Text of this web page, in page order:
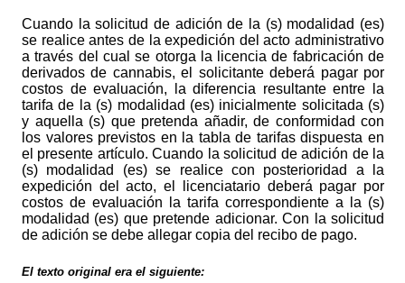
Cuando la solicitud de adición de la (s) modalidad (es)
se realice antes de la expedición del acto administrativo
a través del cual se otorga la licencia de fabricación de
derivados de cannabis, el solicitante deberá pagar por
costos de evaluación, la diferencia resultante entre la
tarifa de la (s) modalidad (es) inicialmente solicitada (s)
y aquella (s) que pretenda añadir, de conformidad con
los valores previstos en la tabla de tarifas dispuesta en
el presente artículo. Cuando la solicitud de adición de la
(s) modalidad (es) se realice con posterioridad a la
expedición del acto, el licenciatario deberá pagar por
costos de evaluación la tarifa correspondiente a la (s)
modalidad (es) que pretende adicionar. Con la solicitud
de adición se debe allegar copia del recibo de pago.
El texto original era el siguiente: